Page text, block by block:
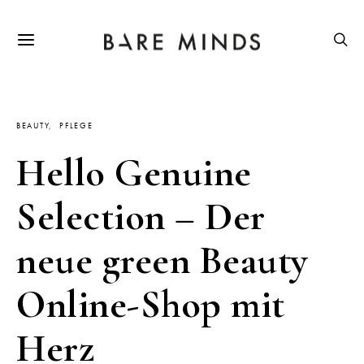
BEAUTY PFLEGE
Hello Genuine
Selection – Der
neue green Beauty
Online-Shop mit
Herz